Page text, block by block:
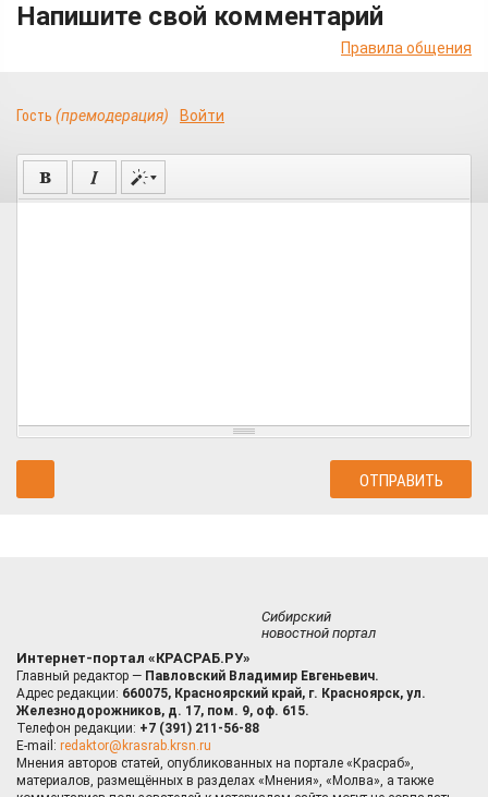
Напишите свой комментарий
Правила общения
Гость (премодерация) Войти
Сибирский
новостной портал
Интернет-портал «КРАСРАБ.РУ»
Главный редактор — Павловский Владимир Евгеньевич.
Адрес редакции: 660075, Красноярский край, г. Красноярск, ул.
Железнодорожников, д. 17, пом. 9, оф. 615.
Телефон редакции: +7 (391) 211-56-88
E-mail: redaktor@krasrab.krsn.ru
Мнения авторов статей, опубликованных на портале «Красраб»,
материалов, размещённых в разделах «Мнения», «Молва», а также